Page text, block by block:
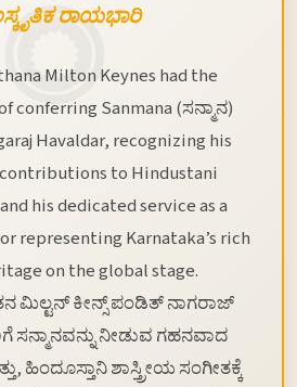
ರಾಯಭಾರಿ
Milton Keynes had the
conferring Sanmana (ಸನ್ಮಾನ)
Havaldar, recognizing his
to Hindustani
his dedicated service as a
representing Karnataka’s rich
on the global stage.
ಮಿಲ್ಟನ್ ಕೀನ್ಸ್ ಪಂಡಿತ್ ನಾಗರಾಜ್
ನೀಡುವ ಗಹನವಾದ
ಹಿಂದೂಸ್ತಾನಿ ಶಾಸ್ತ್ರೀಯ ಸಂಗೀತಕ್ಕೆ